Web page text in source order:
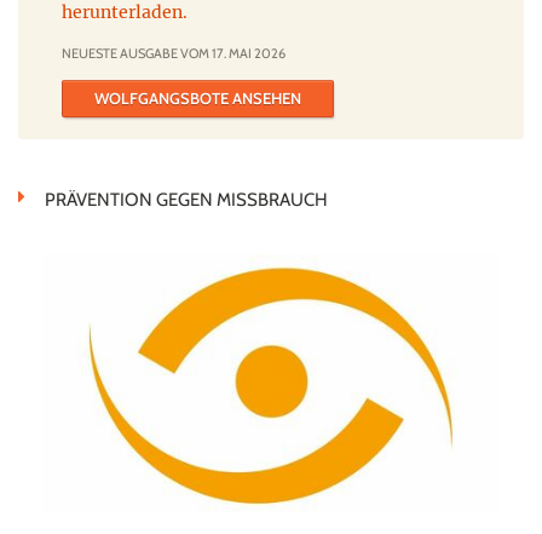
herunterladen.
NEUESTE AUSGABE VOM 17. MAI 2026
WOLFGANGSBOTE ANSEHEN
PRÄVENTION GEGEN MISSBRAUCH